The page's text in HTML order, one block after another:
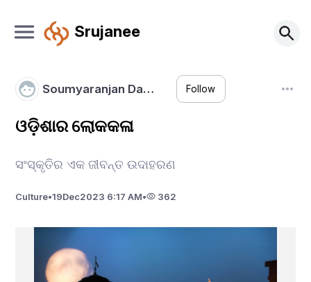
Srujanee
Soumyaranjan Da… Follow
ଓଡ଼ିଶାର ଲୋକକଳା
ସଂସ୍କୃତିର ଏକ ଜୀବନ୍ତ ଉଦାହରଣ
Culture•19Dec2023 6:17 AM• 362